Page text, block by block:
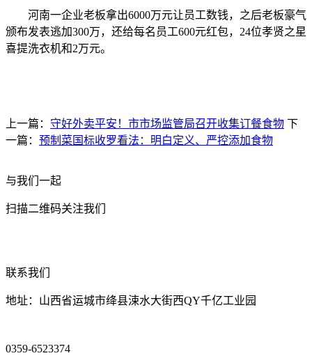
河南一企业老板拿出6000万元让员工数钱，之后老板豪气
颁布发表逃加300万，还给每名员工600元红包，24位孝贤之星
喜提洗衣机和2万元。
上一篇： 守好外卖平安！市市场监管局召开收集订餐食物 下
一篇： 预制菜国标收罗看法：明白定义、严控添加食物
与我们一起
扫描二维码关注我们
联系我们
地址：山西省运城市绛县涑水大街西QY千亿工业园
0359-6523374